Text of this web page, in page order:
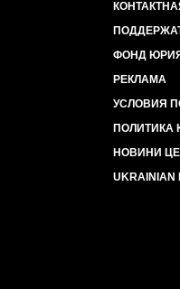
ФОНД
РЕКЛАМА
УСЛОВИЯ
ПОЛИТИКА
НОВИНИ
UKRAINIAN